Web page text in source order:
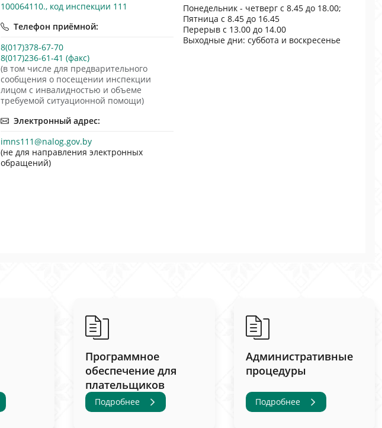
100064110., код инспекции 111
Телефон приёмной:
8(017)378-67-70
8(017)236-61-41 (факс)
(в том числе для предварительного
сообщения о посещении инспекции
лицом с инвалидностью и объеме
требуемой ситуационной помощи)
Электронный адрес:
imns111@nalog.gov.by
(не для направления электронных
обращений)
Понедельник - четверг с 8.45 до 18.00;
Пятница с 8.45 до 16.45
Перерыв с 13.00 до 14.00
Выходные дни: суббота и воскресенье
Программное
обеспечение для
плательщиков
Подробнее
Административные
процедуры
Подробнее